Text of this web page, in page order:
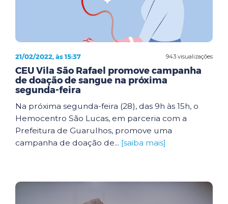
943 visualizações
21/02/2022, às 15:37
CEU Vila São Rafael promove campanha
de doação de sangue na próxima
segunda-feira
Na próxima segunda-feira (28), das 9h às 15h, o
Hemocentro São Lucas, em parceria com a
Prefeitura de Guarulhos, promove uma
campanha de doação de... [saiba mais]